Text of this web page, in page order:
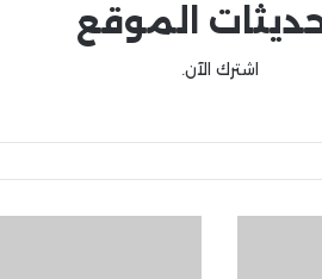
الموقع
اشترك الآن.